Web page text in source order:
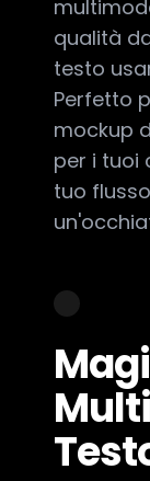
qualità
testo
Perfetto
mockup
per i tuoi
tuo